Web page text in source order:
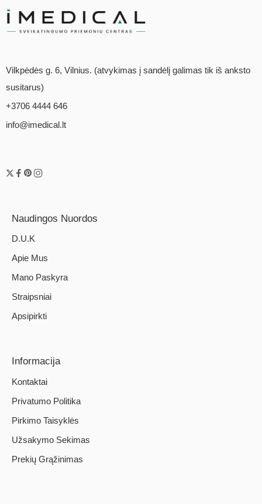
Vilkpėdės g. 6, Vilnius. (atvykimas į sandėlį galimas tik iš anksto
susitarus)
+3706 4444 646
info@imedical.lt
Naudingos Nuordos
D.U.K
Apie Mus
Mano Paskyra
Straipsniai
Apsipirkti
Informacija
Kontaktai
Privatumo Politika
Pirkimo Taisyklės
Užsakymo Sekimas
Prekių Grąžinimas